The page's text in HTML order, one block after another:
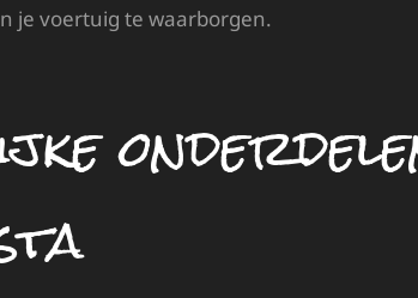
je voertuig te waarborgen.